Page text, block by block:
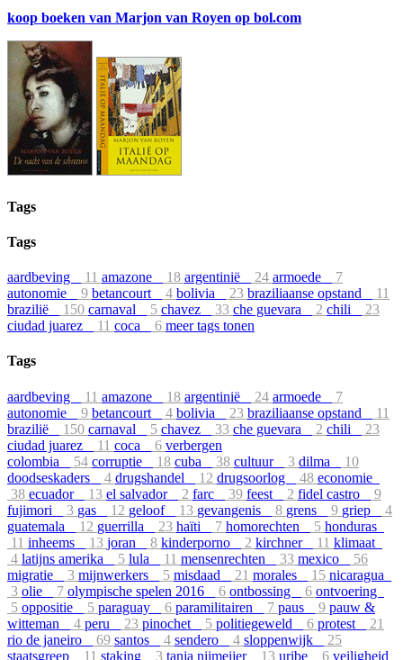
koop boeken van Marjon van Royen op bol.com
Tags
Tags
aardbeving 11 amazone 18 argentinië 24 armoede
7
autonomie
9 betancourt 4 bolivia 23 braziliaanse opstand
11
brazilië
150 carnaval 5 chavez 33 che guevara 2 chili
23
ciudad juarez
11 coca 6 meer tags tonen
Tags
aardbeving 11 amazone 18 argentinië 24 armoede
7
autonomie
9 betancourt 4 bolivia 23 braziliaanse opstand
11
brazilië
150 carnaval 5 chavez 33 che guevara 2 chili
23
ciudad juarez
11 coca 6 verbergen
colombia
54 corruptie 18 cuba 38 cultuur 3 dilma
10
doodseskaders
4 drugshandel 12 drugsoorlog 48 economie
38 ecuador 13 el salvador 2 farc 39 feest 2 fidel castro
9
fujimori
3 gas 12 geloof 13 gevangenis 8 grens 9 griep
4
guatemala
12 guerrilla 23 haïti 7 homorechten 5 honduras
11 inheems 13 joran 8 kinderporno 2 kirchner 11 klimaat
4 latijns amerika 5 lula 11 mensenrechten 33 mexico
56
migratie
3 mijnwerkers 5 misdaad 21 morales 15 nicaragua
3 olie 7 olympische spelen 2016 6 ontbossing 6 ontvoering
5 oppositie 5 paraguay 6 paramilitairen 7 paus 9 pauw &
witteman
4 peru 23 pinochet 5 politiegeweld 6 protest
21
rio de janeiro
69 santos 4 sendero 4 sloppenwijk
25
staatsgreep
11 staking 3 tanja nijmeijer 13 uribe 6 veiligheid